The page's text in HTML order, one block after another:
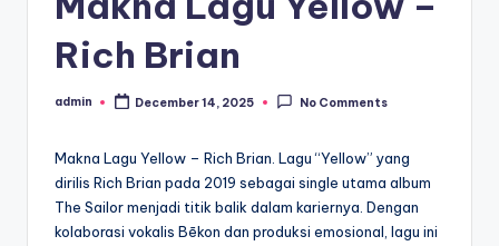
Rich Brian
Posted
admin December 14, 2025 No Comments
Makna Lagu Yellow – Rich Brian. Lagu “Yellow” yang
dirilis Rich Brian pada 2019 sebagai single utama album
The Sailor menjadi titik balik dalam kariernya. Dengan
kolaborasi vokalis Bēkon dan produksi emosional, lagu ini